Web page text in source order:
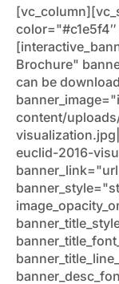
Brochure"
can be
content/
euclid-2016-